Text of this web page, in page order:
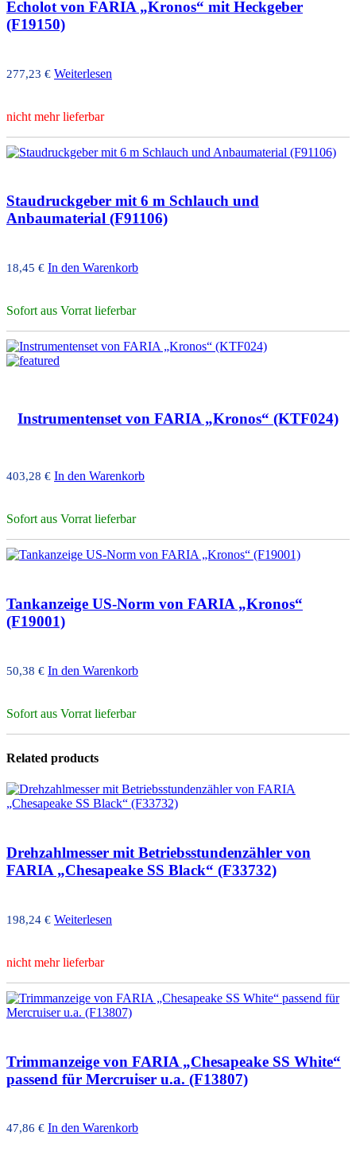
Echolot von FARIA „Kronos“ mit Heckgeber
(F19150)
277,23 € Weiterlesen
nicht mehr lieferbar
Staudruckgeber mit 6 m Schlauch und
Anbaumaterial (F91106)
18,45 € In den Warenkorb
Sofort aus Vorrat lieferbar
Instrumentenset von FARIA „Kronos“ (KTF024)
403,28 € In den Warenkorb
Sofort aus Vorrat lieferbar
Tankanzeige US-Norm von FARIA „Kronos“
(F19001)
50,38 € In den Warenkorb
Sofort aus Vorrat lieferbar
Related products
Drehzahlmesser mit Betriebsstundenzähler von
FARIA „Chesapeake SS Black“ (F33732)
198,24 € Weiterlesen
nicht mehr lieferbar
Trimmanzeige von FARIA „Chesapeake SS White“
passend für Mercruiser u.a. (F13807)
47,86 € In den Warenkorb